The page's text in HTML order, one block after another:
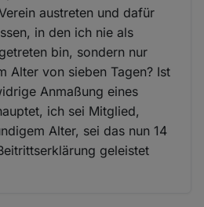
austreten und dafür
in den ich nie als
bin, sondern nur
Alter von sieben Tagen? Ist
Anmaßung eines
ich sei Mitglied,
Alter, sei das nun 14
geleistet